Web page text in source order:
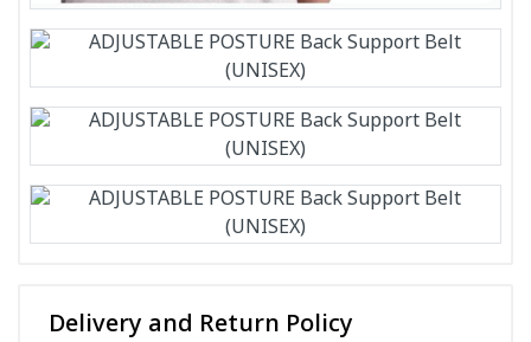
Delivery and Return Policy